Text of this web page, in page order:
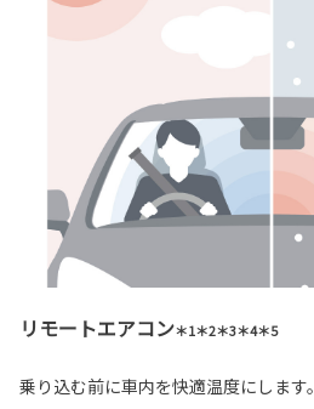
リモートエアコン＊1＊2＊3＊4＊5
乗り込む前に車内を快適温度にします。